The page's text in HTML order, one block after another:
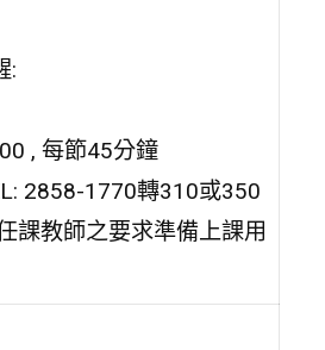
:
, 每節45分鐘
2858-1770轉310或350
課教師之要求準備上課用